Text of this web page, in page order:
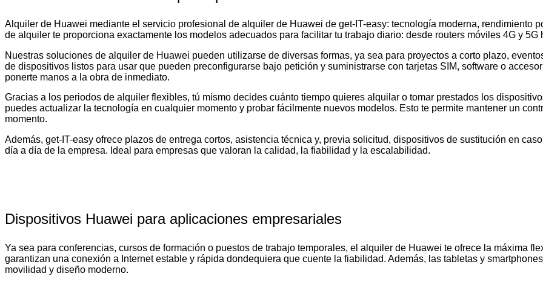
Alquiler de Huawei mediante el servicio profesional de alquiler de Huawei de get-IT-easy: tecnología moderna, rendimiento
de alquiler te proporciona exactamente los modelos adecuados para facilitar tu trabajo diario: desde routers móviles 4G y
Nuestras soluciones de alquiler de Huawei pueden utilizarse de diversas formas, ya sea para proyectos a corto plazo,
de dispositivos listos para usar que pueden preconfigurarse bajo petición y suministrarse con tarjetas SIM, software o
ponerte manos a la obra de inmediato.
Gracias a los periodos de alquiler flexibles, tú mismo decides cuánto tiempo quieres alquilar o tomar prestados los
puedes actualizar la tecnología en cualquier momento y probar fácilmente nuevos modelos. Esto te permite mantener un
momento.
Además, get-IT-easy ofrece plazos de entrega cortos, asistencia técnica y, previa solicitud, dispositivos de sustitución en
día a día de la empresa. Ideal para empresas que valoran la calidad, la fiabilidad y la escalabilidad.
Dispositivos Huawei para aplicaciones empresariales
Ya sea para conferencias, cursos de formación o puestos de trabajo temporales, el alquiler de Huawei te ofrece la máxima
garantizan una conexión a Internet estable y rápida dondequiera que cuente la fiabilidad. Además, las tabletas y
movilidad y diseño moderno.